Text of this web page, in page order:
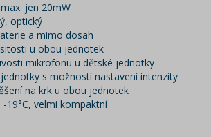
jen 20mW
optický
a mimo dosah
u obou jednotek
mikrofonu u dětské jednotky
s možností nastavení intenzity
na krk u obou jednotek
19°C, velmi kompaktní